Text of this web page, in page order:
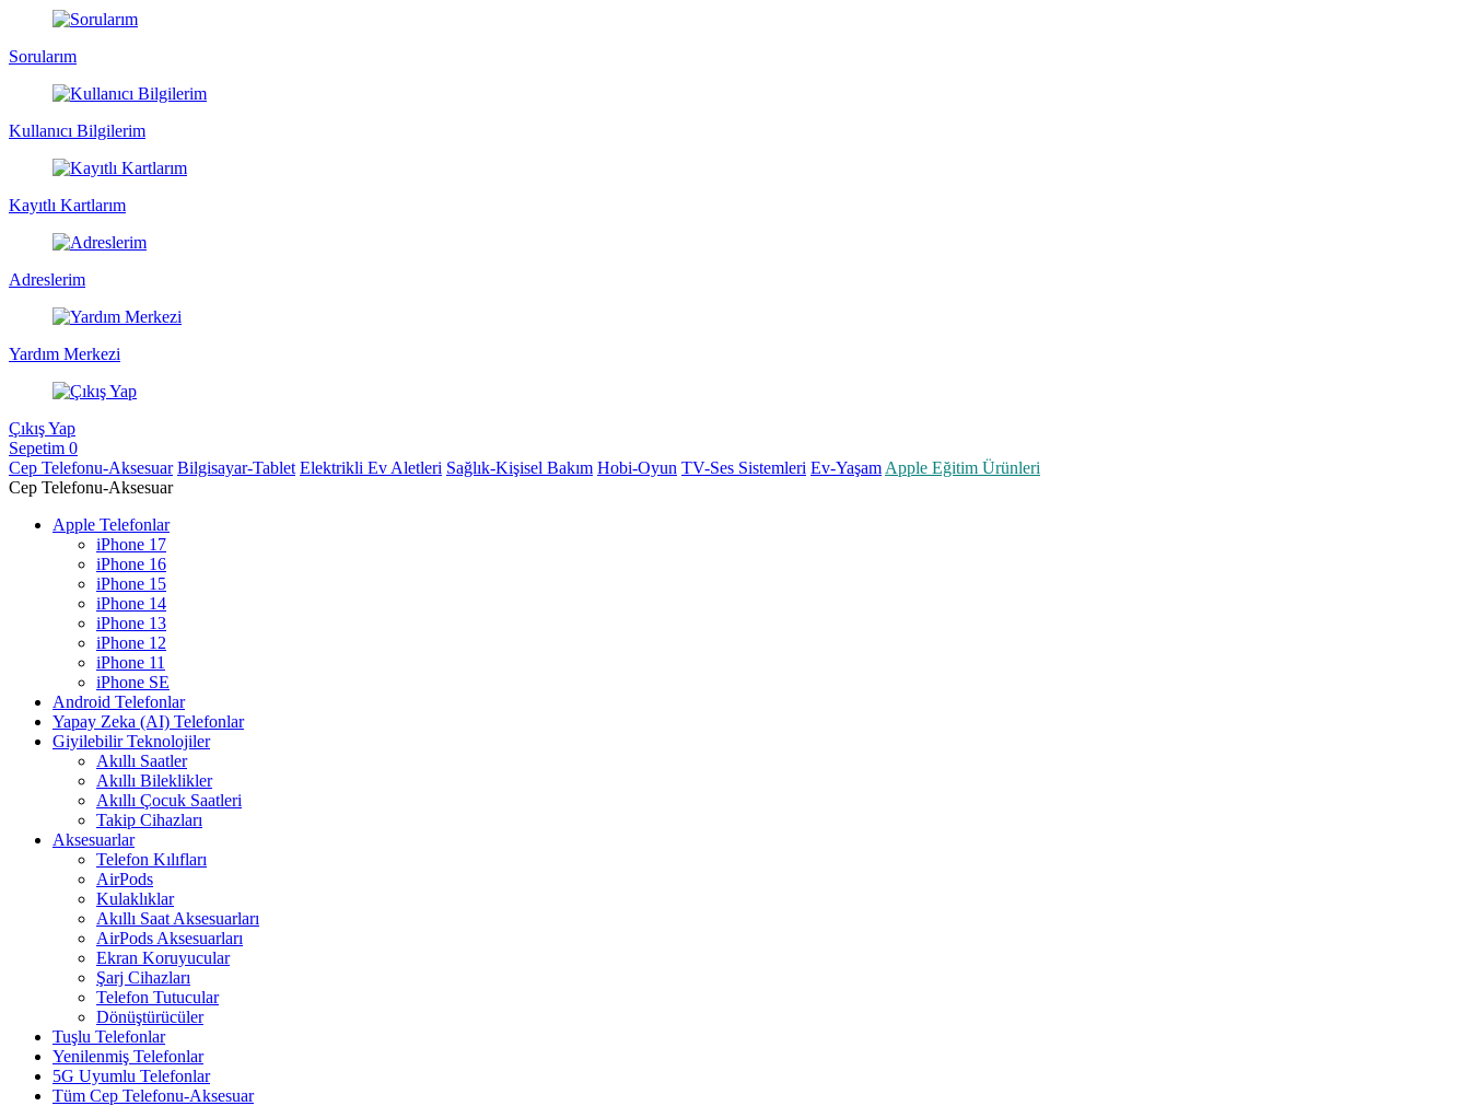
Sorularım
Kullanıcı Bilgilerim
Kayıtlı Kartlarım
Adreslerim
Yardım Merkezi
Çıkış Yap
Sepetim 0
Cep Telefonu-Aksesuar Bilgisayar-Tablet Elektrikli Ev Aletleri Sağlık-Kişisel Bakım Hobi-Oyun TV-Ses Sistemleri Ev-Yaşam Apple Eğitim Ürünleri
Cep Telefonu-Aksesuar
Apple Telefonlar
iPhone 17
iPhone 16
iPhone 15
iPhone 14
iPhone 13
iPhone 12
iPhone 11
iPhone SE
Android Telefonlar
Yapay Zeka (AI) Telefonlar
Giyilebilir Teknolojiler
Akıllı Saatler
Akıllı Bileklikler
Akıllı Çocuk Saatleri
Takip Cihazları
Aksesuarlar
Telefon Kılıfları
AirPods
Kulaklıklar
Akıllı Saat Aksesuarları
AirPods Aksesuarları
Ekran Koruyucular
Şarj Cihazları
Telefon Tutucular
Dönüştürücüler
Tuşlu Telefonlar
Yenilenmiş Telefonlar
5G Uyumlu Telefonlar
Tüm Cep Telefonu-Aksesuar